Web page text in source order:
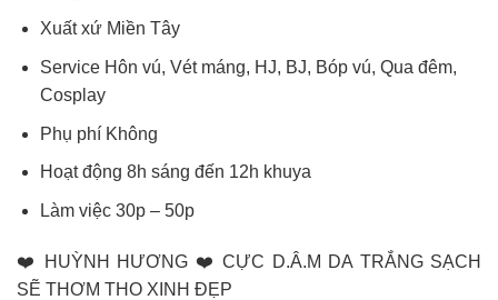
Xuất xứ Miền Tây
Service Hôn vú, Vét máng, HJ, BJ, Bóp vú, Qua đêm,
Cosplay
Phụ phí Không
Hoạt động 8h sáng đến 12h khuya
Làm việc 30p – 50p
❤️ HUỲNH HƯƠNG ❤️ CỰC D.Â.M DA TRẮNG SẠCH
SẼ THƠM THO XINH ĐẸP